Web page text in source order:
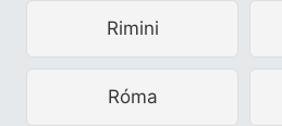
Rimini
Róma